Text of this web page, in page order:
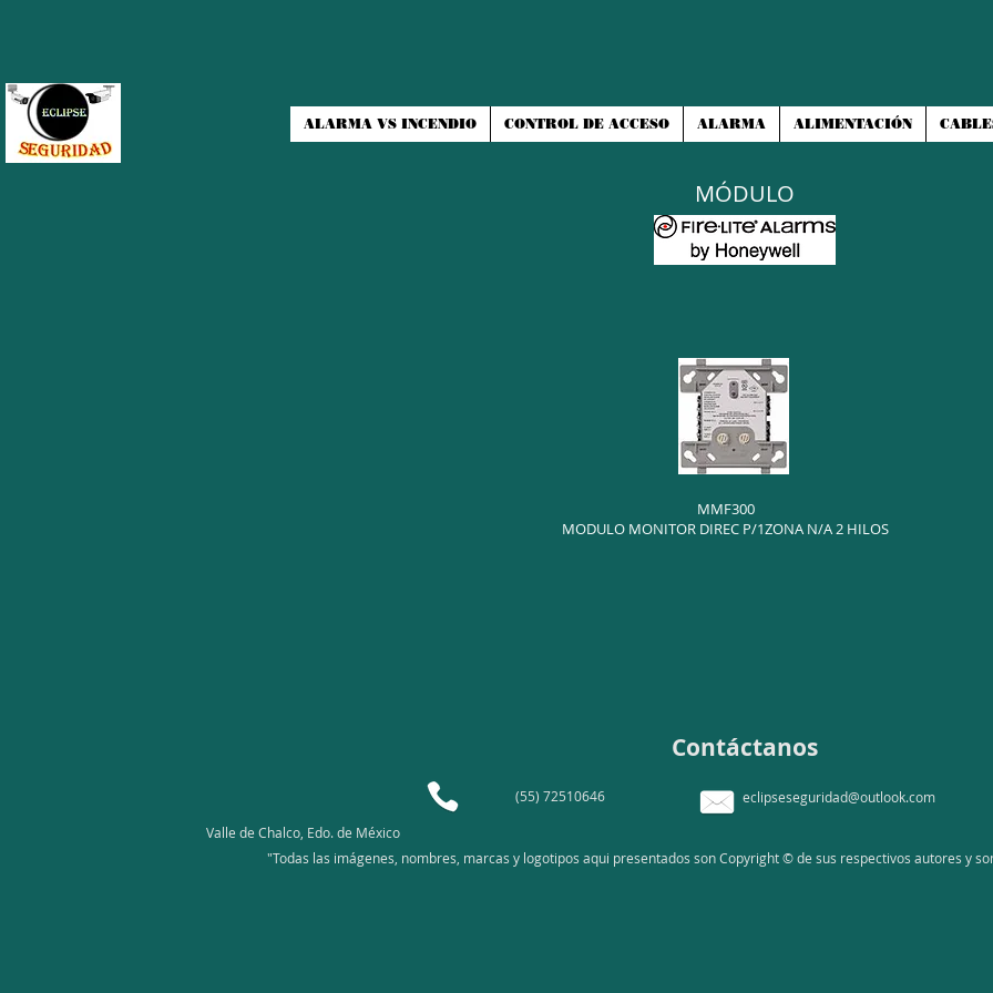
ALARMA VS INCENDIO CONTROL DE ACCESO ALARMA ALIMENTACIÓN
MÓDULO
MMF300
MODULO MONITOR DIREC P/1ZONA N/A 2 HILOS
Contáctanos
(55) 72510646
eclipseseguridad@outlook.com
Valle de Chalco, Edo. de México
"Todas las imágenes, nombres, marcas y logotipos aqui presentados son Copyright © de sus respectivos autores y